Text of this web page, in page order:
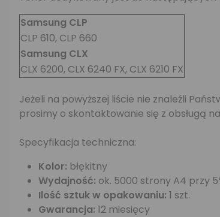
Samsung CLP
CLP 610, CLP 660
Samsung CLX
CLX 6200, CLX 6240 FX, CLX 6210 FX
Jeżeli na powyższej liście nie znaleźli
prosimy o skontaktowanie się z obsługą
Specyfikacja techniczna:
Kolor: błękitny
Wydajność: ok. 5000 strony A4 przy
Ilość sztuk w opakowaniu: 1 szt.
Gwarancja: 12 miesięcy